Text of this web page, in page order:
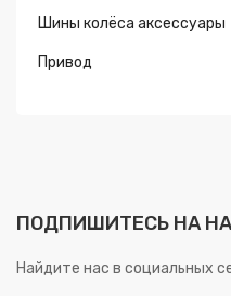
Шины колёса аксессуары
Привод
ПОДПИШИТЕСЬ НА
Найдите нас в социальных